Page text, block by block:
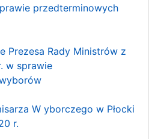
przedterminowych
Prezesa Rady Ministrów z
w sprawie
W yborczego w Płocki
r.